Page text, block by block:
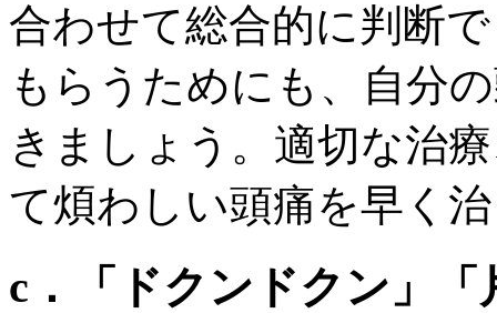
合わせて総合的に判断
もらうためにも、自分
きましょう。適切な治
て煩わしい頭痛を早く
c．「ドクンドクン」